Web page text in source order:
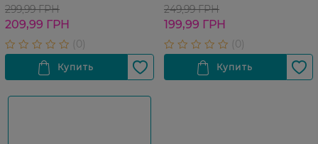
299,99 ГРН
209,99 ГРН
249,99 ГРН
199,99 ГРН